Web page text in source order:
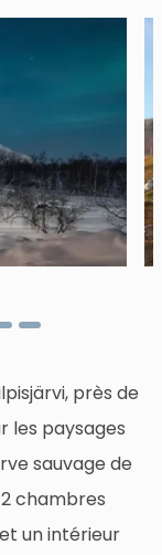
près de
les paysages
sauvage de
chambres
un intérieur